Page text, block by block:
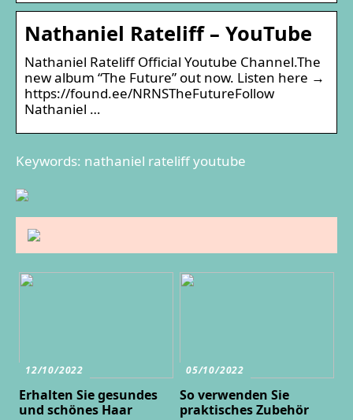
Nathaniel Rateliff – YouTube
Nathaniel Rateliff Official Youtube Channel.The
new album “The Future” out now. Listen here →
https://found.ee/NRNSTheFutureFollow
Nathaniel …
Keywords: nathaniel rateliff youtube
12/10/2022
Erhalten Sie gesundes
und schönes Haar
05/10/2022
So verwenden Sie
praktisches Zubehör